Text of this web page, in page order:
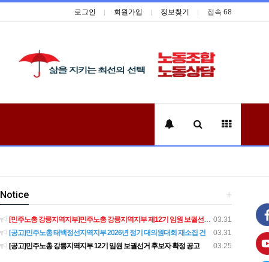
로그인 회원가입 정보찾기 접속 68
+
Notice
03.31
[민주노총 강릉지역지부]민주노총 강릉지역지부 제12기 임원 보궐선거결과 공고
03.31
[공고]민주노총 태백정선지역지부 2026년 정기 대의원대회 재소집 건
03.25
[공고]민주노총 강릉지역지부 12기 임원 보궐선거 후보자 확정 공고